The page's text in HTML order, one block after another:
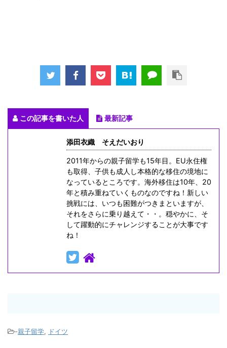
この記事を書いた人 最新記事
添田衣織 そえだいおり
2011年からの親子留学も15年目。EU永住権
も取得、子供も成人し本格的な移住の境地に
なっているところです。海外移住は10年、20
年と積み重ねていくものなのですね！新しい
挑戦には、いつも困難がつきまといますが、
それをさらに乗り越えて・・。穏やかに、そ
して躍動的にチャレンジすることが大事です
ね！
-親子留学, ドイツ